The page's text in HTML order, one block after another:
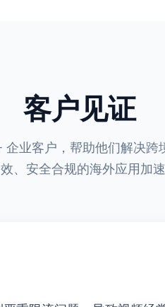
客户见证
业客户，帮助他们解决跨
、安全合规的海外应用加